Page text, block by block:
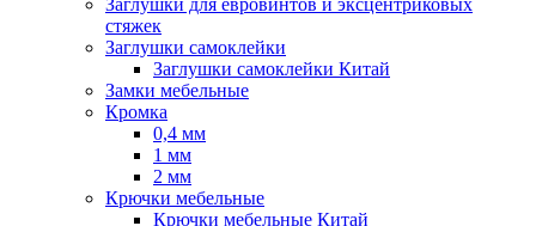
Заглушки для евровинтов и эксцентриковых
стяжек
Заглушки самоклейки
Заглушки самоклейки Китай
Замки мебельные
Кромка
0,4 мм
1 мм
2 мм
Крючки мебельные
Крючки мебельные Китай